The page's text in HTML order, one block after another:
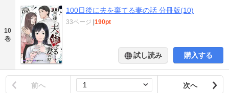
10
巻
100日後に夫を棄てる妻の話 分冊版(10)
33ページ |190pt
試し読み 購入する
前へ 次へ